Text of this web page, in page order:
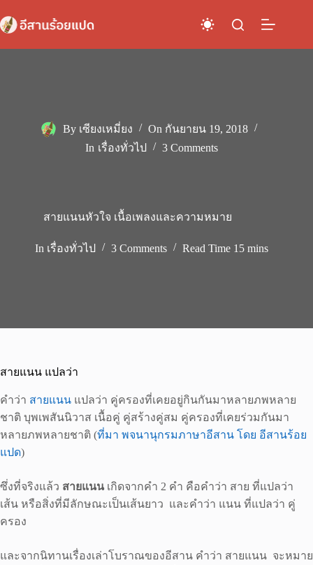
to
content
By เซียงเหมี่ยง On กันยายน 19, 2018
In เรื่องทั่วไป 3 Comments
สายแนนหัวใจ เนื้อเพลงและความหมาย
In เรื่องทั่วไป 3 Comments Read Time 15 mins
สายแนน แปลว่า
คำว่า สายแนน แปลว่า คู่ครองที่เคยอยู่กินกันมาหลายภพหลาย
ชาติ บุพเพสันนิวาส เนื้อคู่ คู่สร้างคู่สม คู่ครองที่เคยร่วมกันมา
หลายภพหลายชาติ (ที่มา พจนานุกรมภาษาอีสาน โดย อีสานร้อย
แปด)
ซึ่งที่จริงแล้ว สายแนนเกิดจากคำ 2 คำ คือคำว่า สาย ที่แปลว่า
เส้น หรือสิ่งที่มีลักษณะเป็นเส้นยาว และคำว่า แนน ที่แปลว่า คู่
ครอง
และจากนิทานเรื่องเล่าโบราณของอีสาน คำว่า สายแนน จะหมาย